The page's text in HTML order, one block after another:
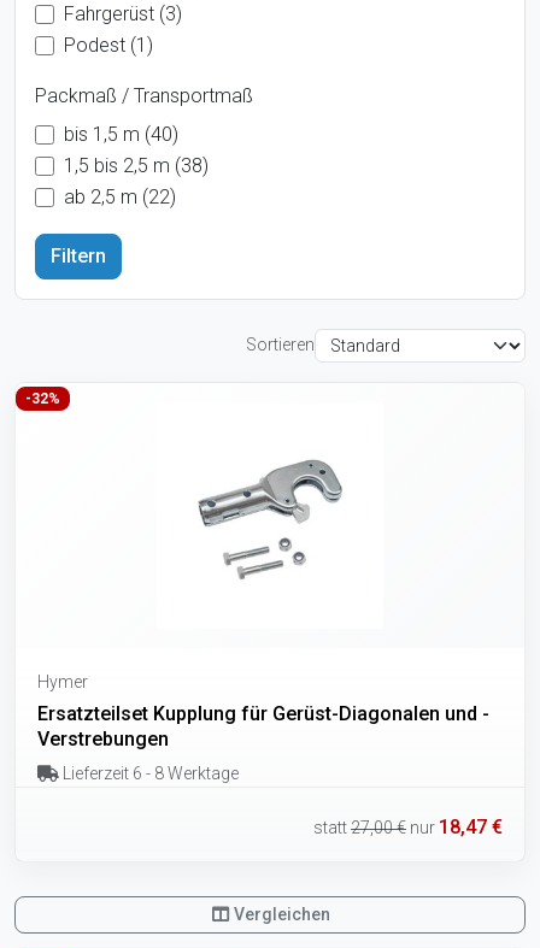
Fahrgerüst (3)
Podest (1)
Packmaß / Transportmaß
bis 1,5 m (40)
1,5 bis 2,5 m (38)
ab 2,5 m (22)
Sortieren
-32%
Hymer
Ersatzteilset Kupplung für Gerüst-Diagonalen und -
Verstrebungen
Lieferzeit 6 - 8 Werktage
statt27,00 € nur 18,47 €
Vergleichen